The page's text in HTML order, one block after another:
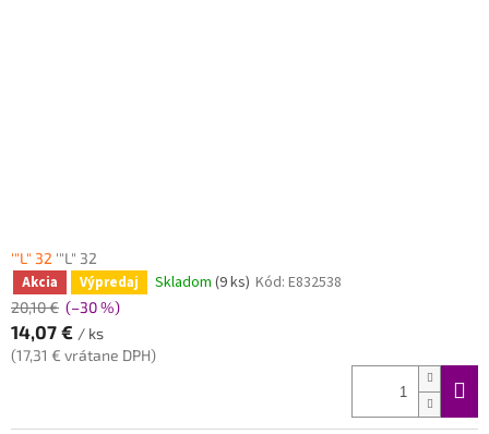
'"L" 32 '"L" 32
Akcia Výpredaj Skladom (9 ks) Kód: E832538
20,10 € (–30 %)
14,07 € / ks
(17,31 € vrátane DPH)